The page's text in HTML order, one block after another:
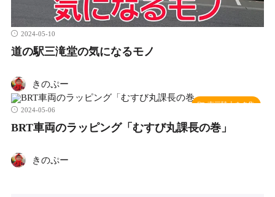
2024-05-10
道の駅三滝堂の気になるモノ
きのぷー
南三陸小ネタ集
2024-05-06
BRT車両のラッピング「むすび丸課長の巻」
きのぷー